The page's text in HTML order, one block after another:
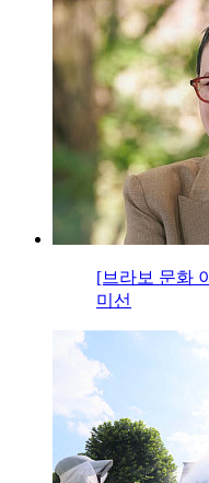
[브라보 문화
미선